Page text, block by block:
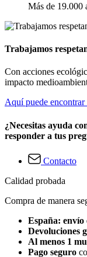
Más de 19.000
Trabajamos
Con acciones
impacto
Aquí puede
¿Necesitas ayuda
responder a tus
Contacto
Calidad probada
Compra de manera
España:
Devoluciones
Al menos 1
Pago seguro